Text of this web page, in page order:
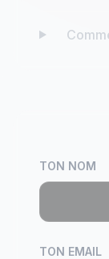
TON NOM
TON EMAIL